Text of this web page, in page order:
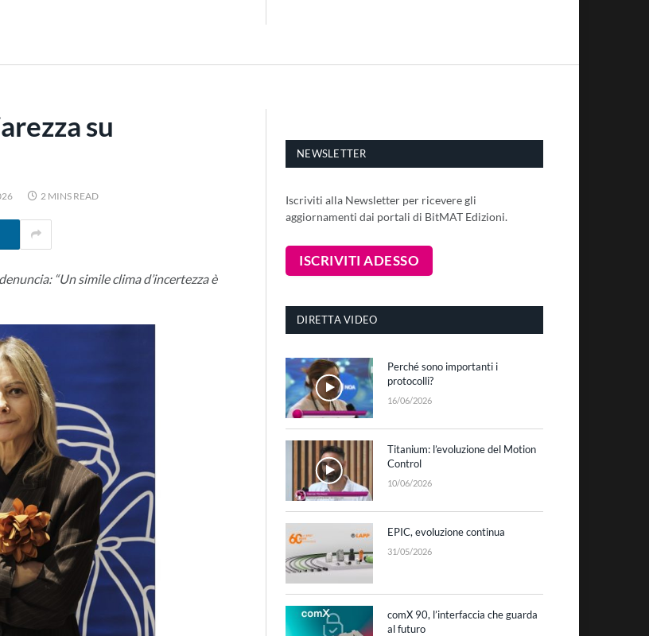
su
2 MINS READ
“Un simile clima d’incertezza è
NEWSLETTER
Iscriviti alla Newsletter per ricevere gli
aggiornamenti dai portali di BitMAT Edizioni.
DIRETTA VIDEO
Perché sono importanti i
protocolli?
16/06/2026
Titanium: l’evoluzione del Motion
Control
10/06/2026
EPIC, evoluzione continua
31/05/2026
comX 90, l’interfaccia che guarda
al futuro